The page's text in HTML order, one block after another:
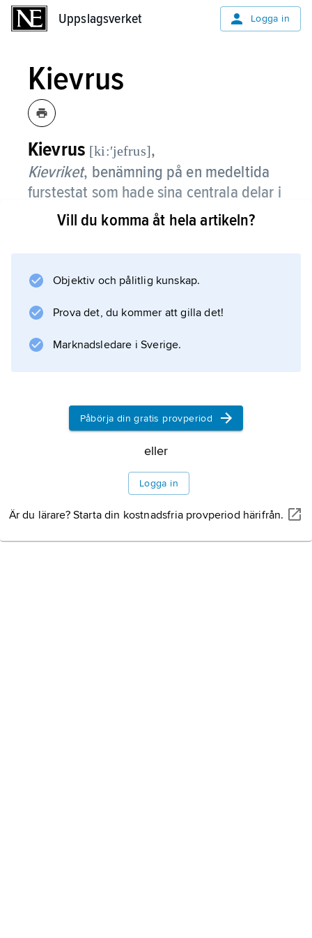
Uppslagsverket Logga in
Kievrus
Kievrus [ki:ʹjefrus],
Kievriket, benämning på en medeltida
furstestat som hade sina centrala delar i
Dneprdalen i nuvarande Ukraina.
i mötet mellan framväxande östslaviska
handelsfärder.
Vill du komma åt hela artikeln?
Objektiv och pålitlig kunskap.
Prova det, du kommer att gilla det!
Marknadsledare i Sverige.
Påbörja din gratis provperiod
eller
Logga in
Är du lärare? Starta din kostnadsfria provperiod härifrån.